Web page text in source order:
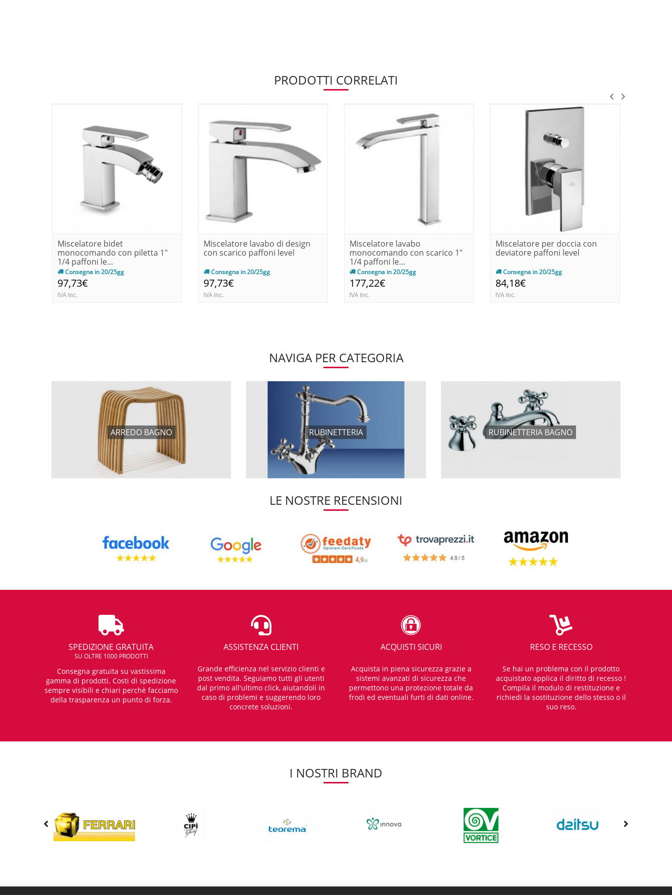
PRODOTTI CORRELATI
Miscelatore bidet
monocomando con piletta 1"
1/4 paffoni le...
Consegna in 20/25gg
97,73€
IVA Inc.
Miscelatore lavabo di design
con scarico paffoni level
Consegna in 20/25gg
97,73€
IVA Inc.
Miscelatore lavabo
monocomando con scarico 1"
1/4 paffoni le...
Consegna in 20/25gg
177,22€
IVA Inc.
Miscelatore per doccia con
deviatore paffoni level
Consegna in 20/25gg
84,18€
IVA Inc.
NAVIGA PER CATEGORIA
ARREDO BAGNO RUBINETTERIA RUBINETTERIA BAGNO
LE NOSTRE RECENSIONI
SPEDIZIONE GRATUITA
SU OLTRE 1000 PRODOTTI
Consegna gratuita su vastissima
gamma di prodotti. Costi di spedizione
sempre visibili e chiari perchè facciamo
della trasparenza un punto di forza.
ASSISTENZA CLIENTI
Grande efficienza nel servizio clienti e
post vendita. Seguiamo tutti gli utenti
dal primo all'ultimo click, aiutandoli in
caso di problemi e suggerendo loro
concrete soluzioni.
ACQUISTI SICURI
Acquista in piena sicurezza grazie a
sistemi avanzati di sicurezza che
permettono una protezione totale da
frodi ed eventuali furti di dati online.
RESO E RECESSO
Se hai un problema con il prodotto
acquistato applica il diritto di recesso !
Compila il modulo di restituzione e
richiedi la sostituzione dello stesso o il
suo reso.
I NOSTRI BRAND